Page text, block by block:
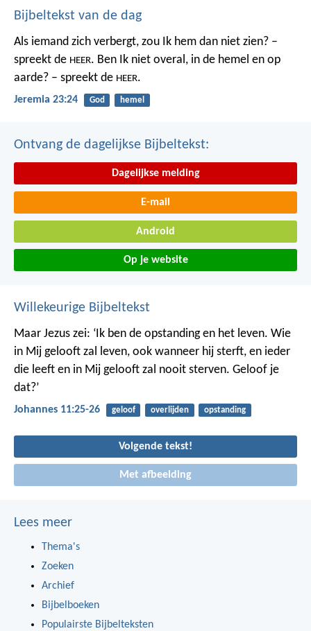
Bijbeltekst van de dag
Als iemand zich verbergt, zou Ik hem dan niet zien? –
spreekt de HEER. Ben Ik niet overal, in de hemel en op
aarde? – spreekt de HEER.
Jeremia 23:24 God hemel
Ontvang de dagelijkse Bijbeltekst:
Dagelijkse melding
E-mail
Android
Op je website
Willekeurige Bijbeltekst
Maar Jezus zei: ‘Ik ben de opstanding en het leven. Wie
in Mij gelooft zal leven, ook wanneer hij sterft, en ieder
die leeft en in Mij gelooft zal nooit sterven. Geloof je
dat?’
Johannes 11:25-26 geloof overlijden opstanding
Volgende tekst!
Met afbeelding
Lees meer
Thema's
Zoeken
Archief
Bijbelboeken
Populairste Bijbelteksten